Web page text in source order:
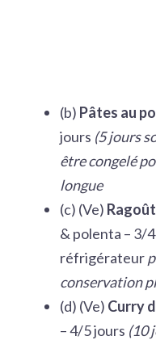
(b) Pâtes au
jours (5 jours
être congelé
longue
(c) (Ve)
& polenta – 3/
réfrigérateur
conservation
(d) (Ve) Curry
– 4/5 jours (10